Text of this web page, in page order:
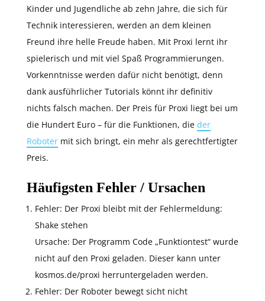
Kinder und Jugendliche ab zehn Jahre, die sich für
Technik interessieren, werden an dem kleinen
Freund ihre helle Freude haben. Mit Proxi lernt ihr
spielerisch und mit viel Spaß Programmierungen.
Vorkenntnisse werden dafür nicht benötigt, denn
dank ausführlicher Tutorials könnt ihr definitiv
nichts falsch machen. Der Preis für Proxi liegt bei um
die Hundert Euro – für die Funktionen, die der
Roboter mit sich bringt, ein mehr als gerechtfertigter
Preis.
Häufigsten Fehler / Ursachen
Fehler: Der Proxi bleibt mit der Fehlermeldung:
Shake stehen
Ursache: Der Programm Code „Funktiontest“ wurde
nicht auf den Proxi geladen. Dieser kann unter
kosmos.de/proxi herruntergeladen werden.
Fehler: Der Roboter bewegt sicht nicht